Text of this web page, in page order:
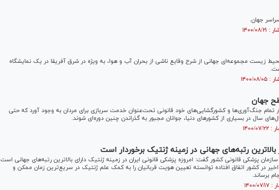
جهان.
زیست مجموعه‌ای جهانی از شرح وقایع ناشی از بحران آب و هوا، به ویژه در شرق آفریقا در یک نمایشگاه
جهان
تمام جنگ‌آوری‌ها و کشورگشایی‌های خود قانونی تحت‌عنوان خدمت سربازی برای مردان به وجود آورد که حتی
سال در بسیاری از کشور‌های دنیا، جوانان مجبور به گذراندن چنین دوره‌ای شوند.
بالاترین رتبه‌های جهانی در زمینه ژنتیک برخوردار است
پزشکی قانونی کشور گفت: امروزه پزشکی قانونی ایران در زمینه ژنتیک دارای بالاترین رتبه‌های جهانی است
در کشور اتفاق افتاده توانسته تعیین هویت قربانیان را به کمک علم ژنتیک در سریع‌ترین زمان ممکن و
برساند.